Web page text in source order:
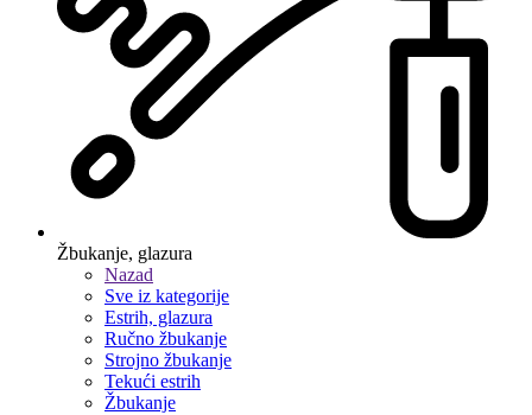
Žbukanje, glazura
Nazad
Sve iz kategorije
Estrih, glazura
Ručno žbukanje
Strojno žbukanje
Tekući estrih
Žbukanje